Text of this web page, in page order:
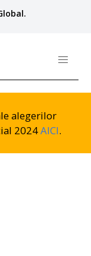
alegerilor
2024AICI.